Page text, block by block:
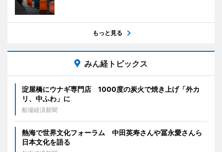
もっと見る
みん経トピックス
淀屋橋にウナギ専門店 1000度の炭火で焼き上げ「外カ
リ、中ふわ」に
船場経済新聞
熱海で世界文化フォーラム 中田英寿さんや冨永愛さんら
日本文化を語る